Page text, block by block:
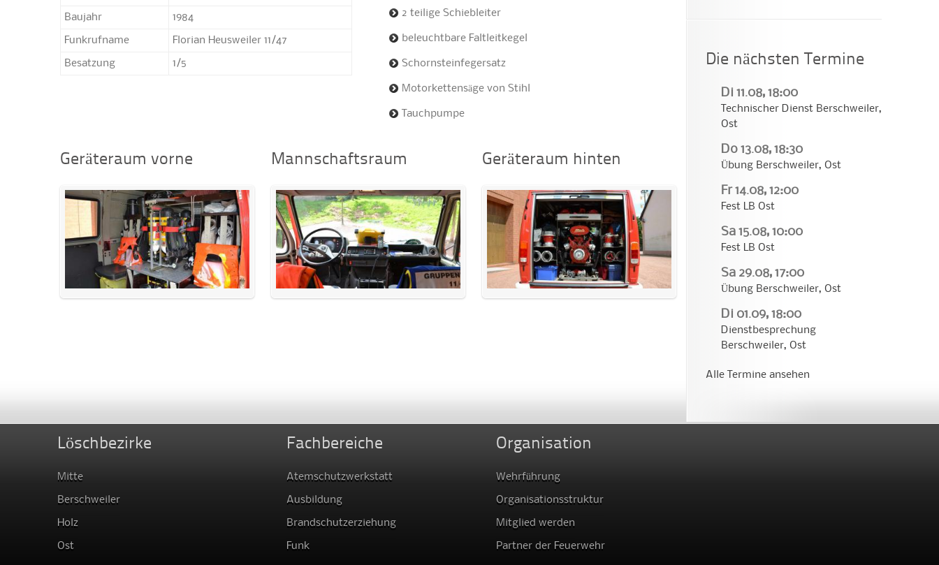
Baujahr 1984
Funkrufname Florian Heusweiler 11/47
Besatzung 1/5
2 teilige Schiebleiter
beleuchtbare Faltleitkegel
Schornsteinfegersatz
Motorkettensäge von Stihl
Tauchpumpe
Geräteraum vorne Mannschaftsraum Geräteraum hinten
Die nächsten Termine
Di 11.08, 18:00
Technischer Dienst Berschweiler,
Ost
Do 13.08, 18:30
Übung Berschweiler, Ost
Fr 14.08, 12:00
Fest LB Ost
Sa 15.08, 10:00
Fest LB Ost
Sa 29.08, 17:00
Übung Berschweiler, Ost
Di 01.09, 18:00
Dienstbesprechung
Berschweiler, Ost
Alle Termine ansehen
Löschbezirke
Mitte
Berschweiler
Holz
Ost
Fachbereiche
Atemschutzwerkstatt
Ausbildung
Brandschutzerziehung
Funk
Organisation
Wehrführung
Organisationsstruktur
Mitglied werden
Partner der Feuerwehr